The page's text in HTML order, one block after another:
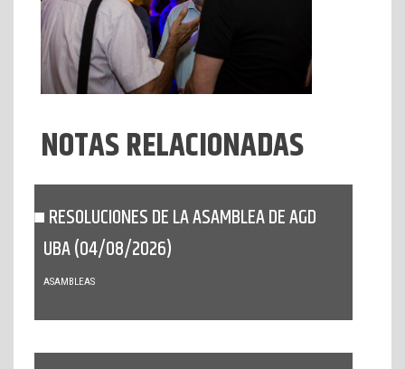
NOTAS RELACIONADAS
RESOLUCIONES DE LA ASAMBLEA DE AGD
UBA (04/08/2026)
ASAMBLEAS